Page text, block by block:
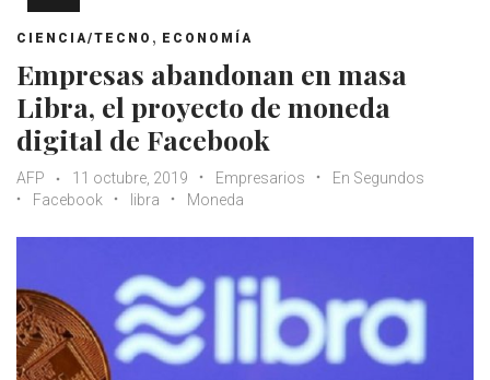
CIENCIA/TECNO , ECONOMÍA
Empresas abandonan en masa
Libra, el proyecto de moneda
digital de Facebook
AFP 11 octubre, 2019 Empresarios
En Segundos
Facebook
libra Moneda